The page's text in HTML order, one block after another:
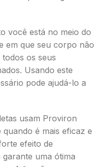
você está no meio do
em que seu corpo não
os seus
Usando este
pode ajudá-lo a
usam Proviron
é mais eficaz e
efeito de
uma ótima